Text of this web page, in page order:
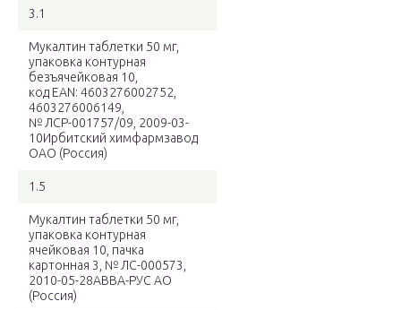
3.1
Мукалтин таблетки 50 мг,
упаковка контурная
безъячейковая 10,
код EAN: 4603276002752,
4603276006149,
№ ЛСР-001757/09, 2009-03-
10Ирбитский химфармзавод
ОАО (Россия)
1.5
Мукалтин таблетки 50 мг,
упаковка контурная
ячейковая 10, пачка
картонная 3, № ЛС-000573,
2010-05-28АВВА-РУС АО
(Россия)